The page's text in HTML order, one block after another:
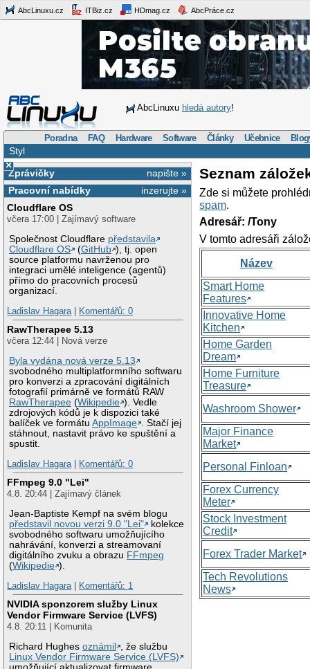
AbcLinuxu.cz ITBiz.cz HDmag.cz AbcPráce.cz
AbcLinuxu hledá autory!
Poradna FAQ Hardware Software Články Učebnice
Styl
×
napište »
Zprávičky
inzerujte »
Pracovní nabídky
Cloudflare OS
včera 17:00 | Zajímavý software
Společnost Cloudflare představila
Cloudflare OS
(GitHub ), tj. open
source platformu navrženou pro
integraci umělé inteligence (agentů)
přímo do pracovních procesů
organizací.
Ladislav Hagara| Komentářů: 0
RawTherapee 5.13
včera 12:44 | Nová verze
Byla vydána nová verze 5.13
svobodného multiplatformního softwaru
pro konverzi a zpracování digitálních
fotografií primárně ve formátů RAW
RawTherapee (Wikipedie ). Vedle
zdrojových kódů je k dispozici také
balíček ve formátuAppImage
. Stačí jej
stáhnout, nastavit právo ke spuštění a
spustit.
Ladislav Hagara| Komentářů: 0
FFmpeg 9.0 "Lei"
4.8. 20:44 | Zajímavý článek
Jean-Baptiste Kempf na svém blogu
představil novou verzi 9.0 "Lei"
kolekce
svobodného softwaru umožňujícího
nahrávání, konverzi a streamovaní
digitálního zvuku a obrazu FFmpeg
(Wikipedie ).
Ladislav Hagara| Komentářů: 1
NVIDIA sponzorem služby Linux
Vendor Firmware Service (LVFS)
4.8. 20:11 | Komunita
Richard Hughesoznámil
, že službu
Linux Vendor Firmware Service (LVFS)
Seznam
Zde si můžete
spam.
Adresář: /Tony
V tomto adresáři
Název
Smart Home
Features
Innovative Home
Kitchen
Home Garden
Dream
Home Furniture
Treasure
Washroom Shower
Major Finance
Market
Personal Finloan
Forex Currency
Meter
Stock Investment
Credit
Forex Trader Market
Tech Revolutions
News